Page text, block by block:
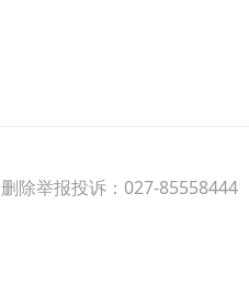
删除举报投诉：027-85558444